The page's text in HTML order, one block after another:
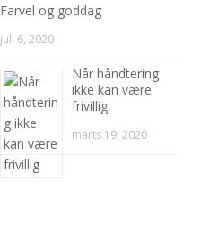
Farvel og goddag
juli 6, 2020
Når håndtering
ikke kan være
frivillig
marts 19, 2020